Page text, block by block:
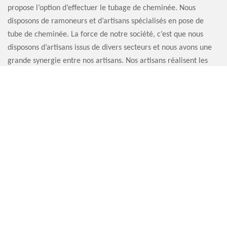
propose l’option d’effectuer le tubage de cheminée. Nous
disposons de ramoneurs et d’artisans spécialisés en pose de
tube de cheminée. La force de notre société, c’est que nous
disposons d’artisans issus de divers secteurs et nous avons une
grande synergie entre nos artisans. Nos artisans réalisent les